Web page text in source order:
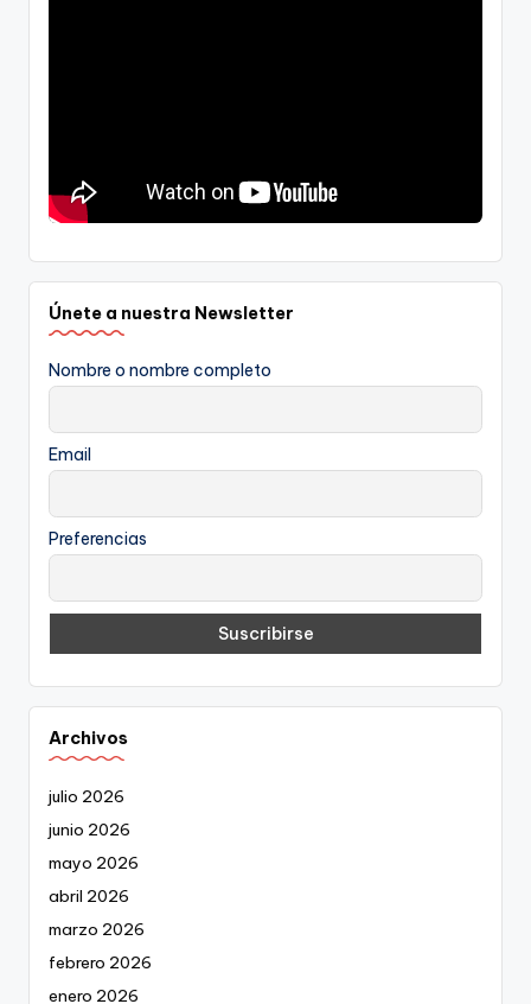
Únete a nuestra Newsletter
Nombre o nombre completo
Email
Preferencias
Archivos
julio 2026
junio 2026
mayo 2026
abril 2026
marzo 2026
febrero 2026
enero 2026